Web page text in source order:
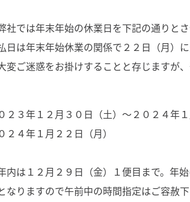
社では年末年始の休業日を下記の通りとさ
日は年末年始休業の関係で２２日（月）に
変ご迷惑をお掛けすることと存じますが
年１２月３０日（土）～２０２４年１
年１月２２日（月）
内は１２月２９日（金）１便目まで。年
なりますので午前中の時間指定はご容赦